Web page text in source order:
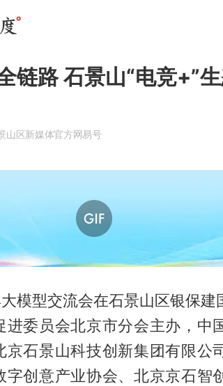
链路 石景山“电竞+”
山区新媒体官方网易号
模型交流会在石景山区银保建
进委员会北京市分会主办，中
京石景山科技创新集团有限公
字创意产业协会、北京京石智